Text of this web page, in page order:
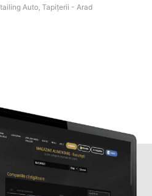
Auto, Tapițerii - Arad